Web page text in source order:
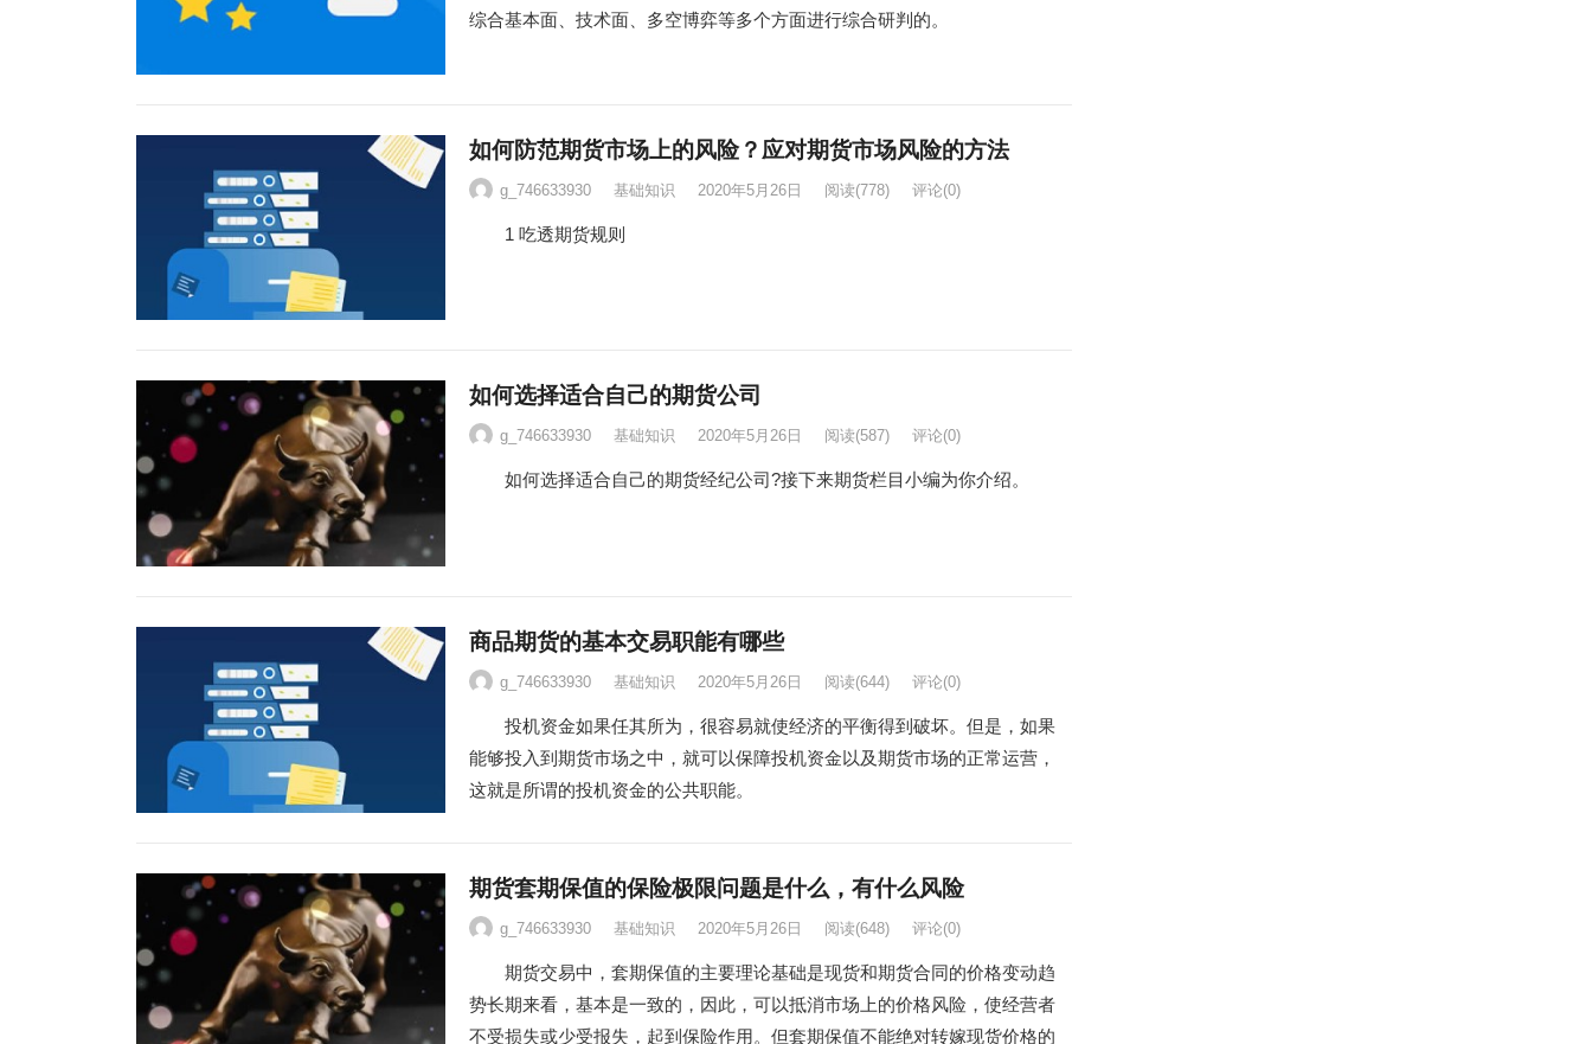
综合基本面、技术面、多空博弈等多个方面进行综合研判的。
如何防范期货市场上的风险？应对期货市场风险的方法
g_746633930 基础知识 2020年5月26日 阅读(778) 评论(0)
1 吃透期货规则
如何选择适合自己的期货公司
g_746633930 基础知识 2020年5月26日 阅读(587) 评论(0)
如何选择适合自己的期货经纪公司?接下来期货栏目小编为你介绍。
商品期货的基本交易职能有哪些
g_746633930 基础知识 2020年5月26日 阅读(644) 评论(0)
投机资金如果任其所为，很容易就使经济的平衡得到破坏。但是，如果
能够投入到期货市场之中，就可以保障投机资金以及期货市场的正常运营，
这就是所谓的投机资金的公共职能。
期货套期保值的保险极限问题是什么，有什么风险
g_746633930 基础知识 2020年5月26日 阅读(648) 评论(0)
期货交易中，套期保值的主要理论基础是现货和期货合同的价格变动趋
势长期来看，基本是一致的，因此，可以抵消市场上的价格风险，使经营者
不受损失或少受报失，起到保险作用。但套期保值不能绝对转嫁现货价格的